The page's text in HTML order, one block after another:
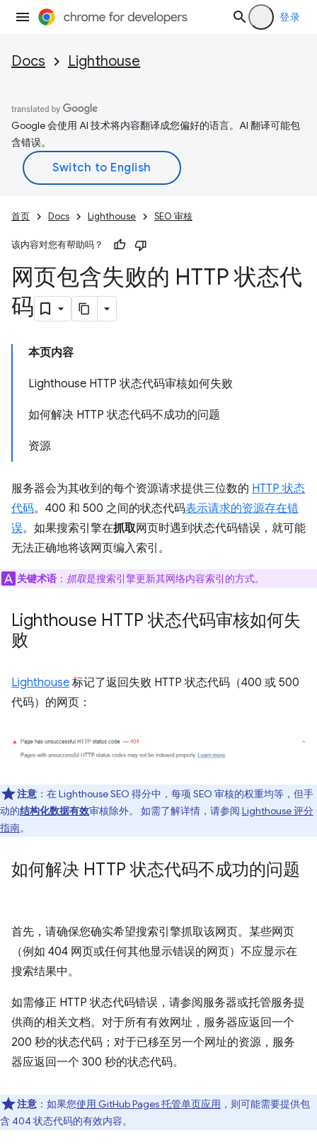
登录
Docs Lighthouse
Google 会使用 AI 技术将内容翻译成您偏好的语言。AI 翻译可能包
含错误。
首页 Docs Lighthouse SEO 审核
该内容对您有帮助吗？
网页包含失败的 HTTP 状态代
码
本页内容
Lighthouse HTTP 状态代码审核如何失败
如何解决 HTTP 状态代码不成功的问题
资源
服务器会为其收到的每个资源请求提供三位数的 HTTP 状态
代码。400 和 500 之间的状态代码表示请求的资源存在错
误。如果搜索引擎在抓取网页时遇到状态代码错误，就可能
无法正确地将该网页编入索引。
关键术语 ： 抓取是搜索引擎更新其网络内容索引的方式。
Lighthouse HTTP 状态代码审核如何失
败
Lighthouse 标记了返回失败 HTTP 状态代码（400 或 500
代码）的网页：
注意 ：在 Lighthouse SEO 得分中，每项 SEO 审核的权重均等，但手
动的结构化数据有效审核除外。 如需了解详情，请参阅 Lighthouse 评分
指南。
如何解决 HTTP 状态代码不成功的问题
首先，请确保您确实希望搜索引擎抓取该网页。某些网页
（例如 404 网页或任何其他显示错误的网页）不应显示在
搜索结果中。
如需修正 HTTP 状态代码错误，请参阅服务器或托管服务提
供商的相关文档。对于所有有效网址，服务器应返回一个
200 秒的状态代码；对于已移至另一个网址的资源，服务
器应返回一个 300 秒的状态代码。
注意 ：如果您使用 GitHub Pages 托管单页应用 ，则可能需要提供包
含 404 状态代码的有效内容。